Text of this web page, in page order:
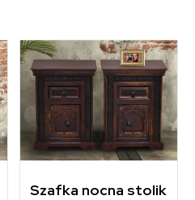
Szafka nocna stolik